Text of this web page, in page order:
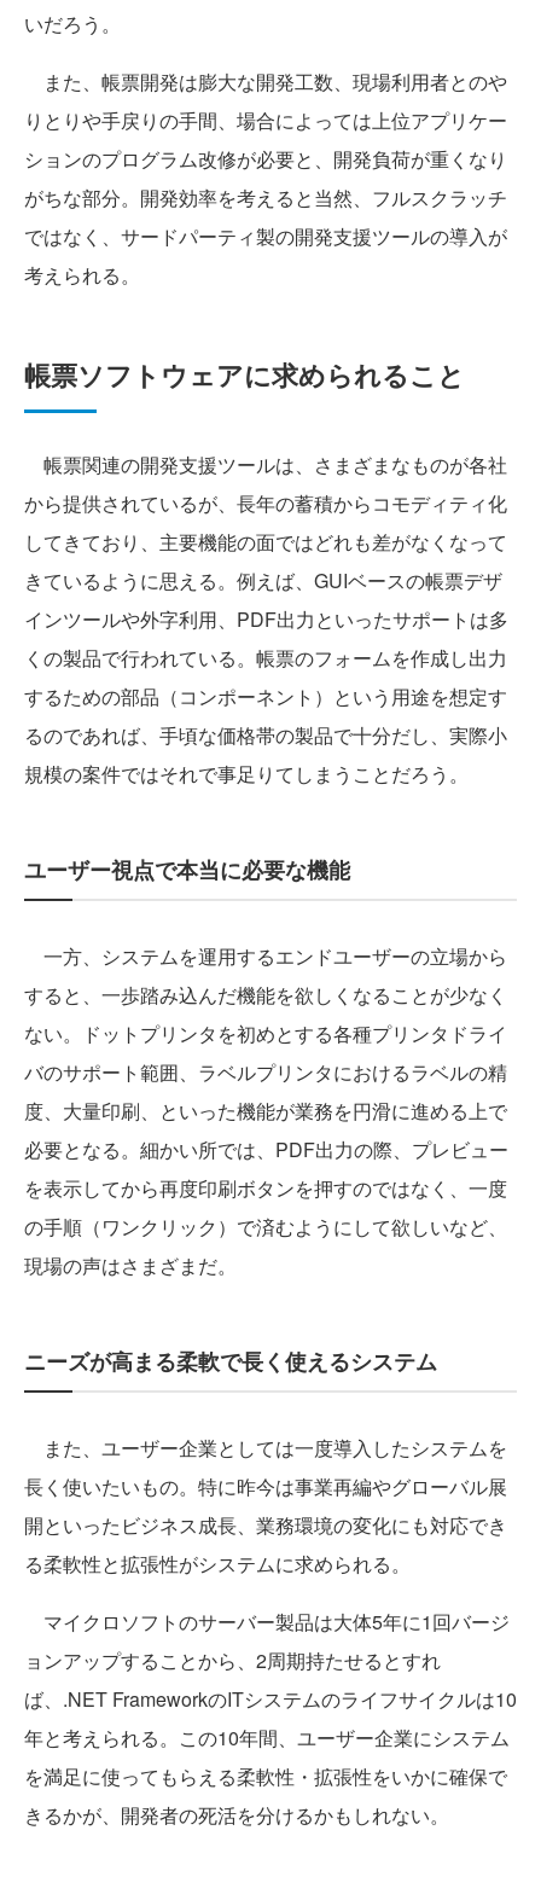
いだろう。
また、帳票開発は膨大な開発工数、現場利用者とのや
りとりや手戻りの手間、場合によっては上位アプリケー
ションのプログラム改修が必要と、開発負荷が重くなり
がちな部分。開発効率を考えると当然、フルスクラッチ
ではなく、サードパーティ製の開発支援ツールの導入が
考えられる。
帳票ソフトウェアに求められること
帳票関連の開発支援ツールは、さまざまなものが各社
から提供されているが、長年の蓄積からコモディティ化
してきており、主要機能の面ではどれも差がなくなって
きているように思える。例えば、GUIベースの帳票デザ
インツールや外字利用、PDF出力といったサポートは多
くの製品で行われている。帳票のフォームを作成し出力
するための部品（コンポーネント）という用途を想定す
るのであれば、手頃な価格帯の製品で十分だし、実際小
規模の案件ではそれで事足りてしまうことだろう。
ユーザー視点で本当に必要な機能
一方、システムを運用するエンドユーザーの立場から
すると、一歩踏み込んだ機能を欲しくなることが少なく
ない。ドットプリンタを初めとする各種プリンタドライ
バのサポート範囲、ラベルプリンタにおけるラベルの精
度、大量印刷、といった機能が業務を円滑に進める上で
必要となる。細かい所では、PDF出力の際、プレビュー
を表示してから再度印刷ボタンを押すのではなく、一度
の手順（ワンクリック）で済むようにして欲しいなど、
現場の声はさまざまだ。
ニーズが高まる柔軟で長く使えるシステム
また、ユーザー企業としては一度導入したシステムを
長く使いたいもの。特に昨今は事業再編やグローバル展
開といったビジネス成長、業務環境の変化にも対応でき
る柔軟性と拡張性がシステムに求められる。
マイクロソフトのサーバー製品は大体5年に1回バージ
ョンアップすることから、2周期持たせるとすれ
ば、.NET FrameworkのITシステムのライフサイクルは10
年と考えられる。この10年間、ユーザー企業にシステム
を満足に使ってもらえる柔軟性・拡張性をいかに確保で
きるかが、開発者の死活を分けるかもしれない。